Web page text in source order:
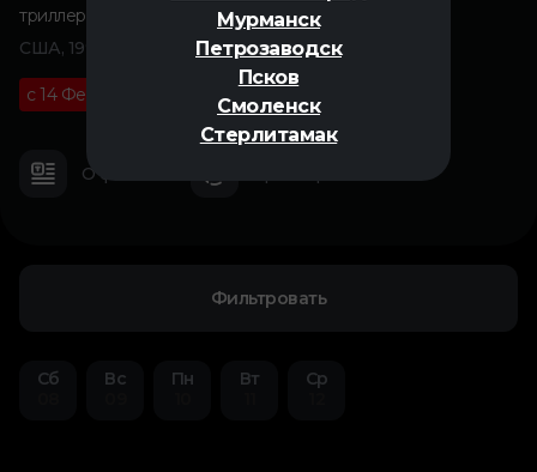
Мурманск
Петрозаводск
Псков
Смоленск
Стерлитамак
триллер драма,история
США, 1997
с 14 Февраля 03 ч 14 м
О фильме
Фильтровать
Сб
Вс
Пн
Вт
Ср